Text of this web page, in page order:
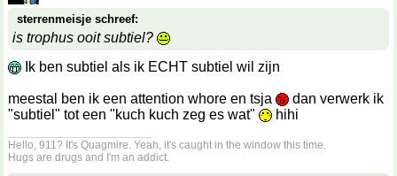
sterrenmeisje schreef:
is trophus ooit subtiel?
Ik ben subtiel als ik ECHT subtiel wil zijn
meestal ben ik een attention whore en tsja
dan verwerk ik
"subtiel" tot een "kuch kuch zeg es wat"
hihi
Hello, 911? It's Quagmire. Yeah, it's caught in the window this time.
Hugs are drugs and I'm an addict.